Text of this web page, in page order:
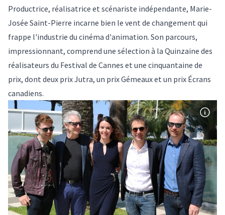
Productrice, réalisatrice et scénariste indépendante, Marie-
Josée Saint-Pierre incarne bien le vent de changement qui
frappe l'industrie du cinéma d'animation. Son parcours,
impressionnant, comprend une sélection à la Quinzaine des
réalisateurs du Festival de Cannes et une cinquantaine de
prix, dont deux prix Jutra, un prix Gémeaux et un prix Écrans
canadiens.